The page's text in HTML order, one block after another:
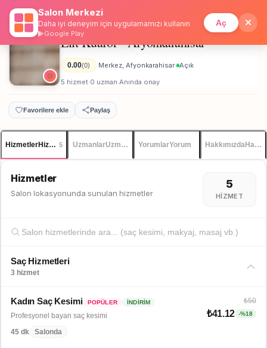
İstanbul Giriş Üye Ol
Anasayfa / Afyonkarahisar Elit Kuaför - Afyonkarahisar
Elit Kuaför - Afyonkarahisar
0.00(0) ·Merkez, Afyonkarahisar· Açık
5 hizmet·0 uzman·Anında onay
Favorilere ekle Paylaş
HizmetlerHizmetler
5 UzmanlarUzmanlar YorumlarYorum Hakkımızda
Hizmetler
Salon lokasyonunda sunulan hizmetler
5
HIZMET
Saç Hizmetleri
3 hizmet
Kadın Saç Kesimi POPÜLER İNDIRIM
Profesyonel bayan saç kesimi
45 dk
Salonda
₺50
₺41.12 -%18
Salon Merkezi
Daha iyi deneyim için uygulamamızı kullanın
Google Play
Aç